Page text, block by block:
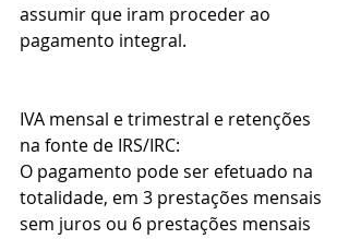
assumir que iram proceder ao
pagamento integral.
IVA mensal e trimestral e retenções
na fonte de IRS/IRC:
O pagamento pode ser efetuado na
totalidade, em 3 prestações mensais
sem juros ou 6 prestações mensais